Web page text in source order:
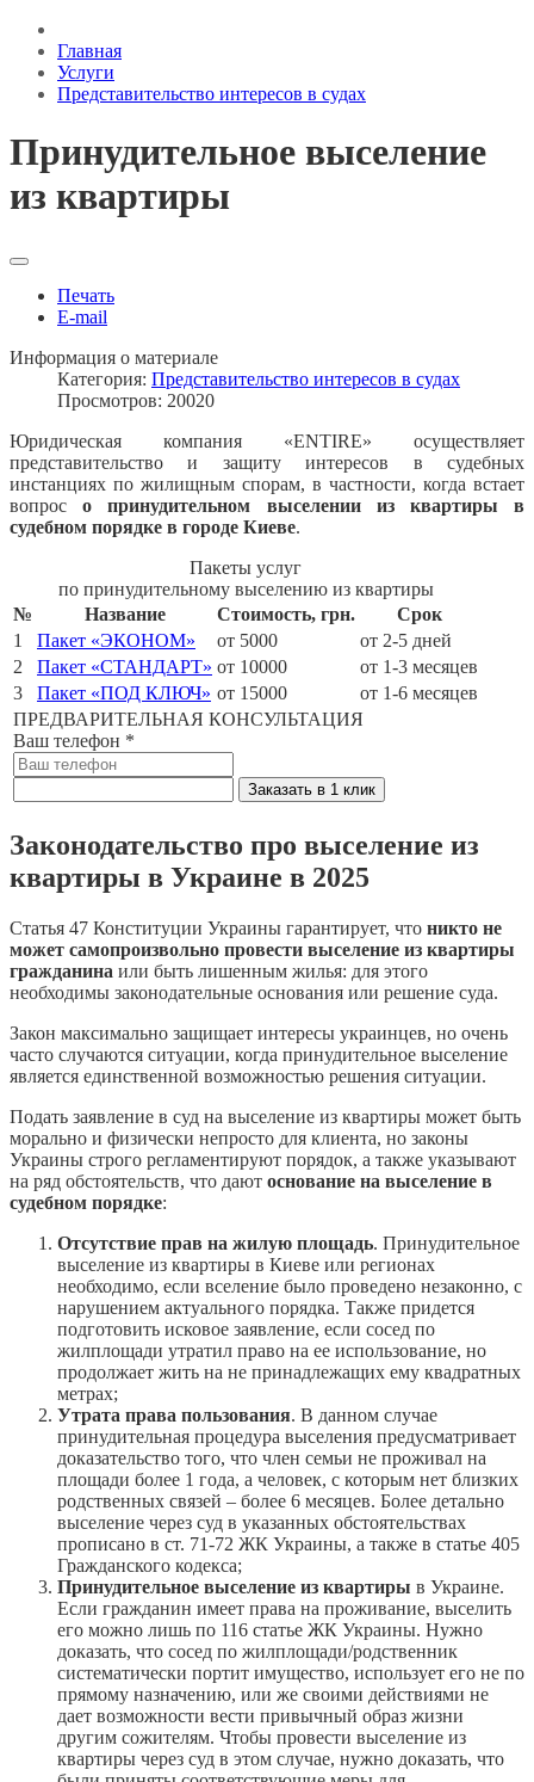
Главная
Услуги
Представительство интересов в судах
Принудительное выселение
из квартиры
Печать
E-mail
Информация о материале
Категория: Представительство интересов в судах
Просмотров: 20020
Юридическая компания «ENTIRE» осуществляет
представительство и защиту интересов в судебных
инстанциях по жилищным спорам, в частности, когда встает
вопросо принудительном выселении из квартиры в
судебном порядке в городе Киеве.
Пакеты услуг
по принудительному выселению из квартиры
№
Название Стоимость, грн.
Срок
1
Пакет «ЭКОНОМ» от 5000
от 2-5 дней
2
Пакет «СТАНДАРТ» от 10000
от 1-3 месяцев
3
Пакет «ПОД КЛЮЧ» от 15000
от 1-6 месяцев
ПРЕДВАРИТЕЛЬНАЯ КОНСУЛЬТАЦИЯ
Ваш телефон *
Заказать в 1 клик
Законодательство про выселение из
квартиры в Украине в 2025
Статья 47 Конституции Украины гарантирует, что никто не
может самопроизвольно провести выселение из квартиры
гражданина или быть лишенным жилья: для этого
необходимы законодательные основания или решение суда.
Закон максимально защищает интересы украинцев, но очень
часто случаются ситуации, когда принудительное выселение
является единственной возможностью решения ситуации.
Подать заявление в суд на выселение из квартиры может быть
морально и физически непросто для клиента, но законы
Украины строго регламентируют порядок, а также указывают
на ряд обстоятельств, что дают основание на выселение в
судебном порядке:
Отсутствие прав на жилую площадь. Принудительное
выселение из квартиры в Киеве или регионах
необходимо, если вселение было проведено незаконно, с
нарушением актуального порядка. Также придется
подготовить исковое заявление, если сосед по
жилплощади утратил право на ее использование, но
продолжает жить на не принадлежащих ему квадратных
метрах;
Утрата права пользования. В данном случае
принудительная процедура выселения предусматривает
доказательство того, что член семьи не проживал на
площади более 1 года, а человек, с которым нет близких
родственных связей – более 6 месяцев. Более детально
выселение через суд в указанных обстоятельствах
прописано в ст. 71-72 ЖК Украины, а также в статье 405
Гражданского кодекса;
Принудительное выселение из квартиры в Украине.
Если гражданин имеет права на проживание, выселить
его можно лишь по 116 статье ЖК Украины. Нужно
доказать, что сосед по жилплощади/родственник
систематически портит имущество, использует его не по
прямому назначению, или же своими действиями не
дает возможности вести привычный образ жизни
другим сожителям. Чтобы провести выселение из
квартиры через суд в этом случае, нужно доказать, что